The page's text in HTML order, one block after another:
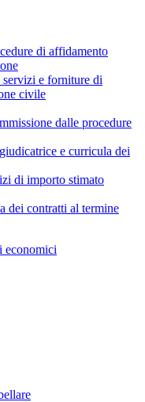
di affidamento
e forniture di
civile
dalle procedure
e curricula dei
di importo stimato
dei contratti al termine
economici